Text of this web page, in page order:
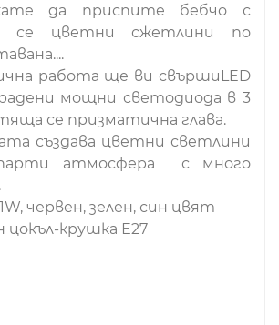
да приспите бебчо с
се цветни сжетлини по
работа ще ви свършиLED
мощни светодиода в 3
се призматична глава.
създава цветни светлини
атмосфера с много
червен, зелен, син цвят
крушка Е27